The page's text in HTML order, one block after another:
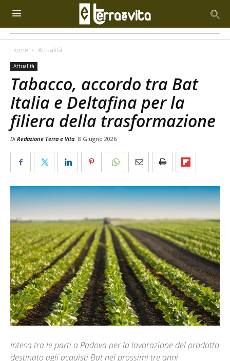
Home Attualità
Attualità
Tabacco, accordo tra Bat
Italia e Deltafina per la
filiera della trasformazione
Di Redazione Terra e Vita 8 Giugno 2026
Intesa tra le parti a Padova per la lavorazione del prodotto
destinato agli acquisti Bat nei prossimi tre anni